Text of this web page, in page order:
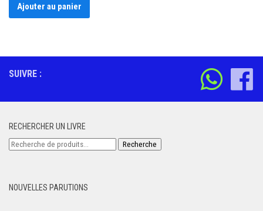
Ajouter au panier
SUIVRE :
RECHERCHER UN LIVRE
Recherche
Recherche
NOUVELLES PARUTIONS